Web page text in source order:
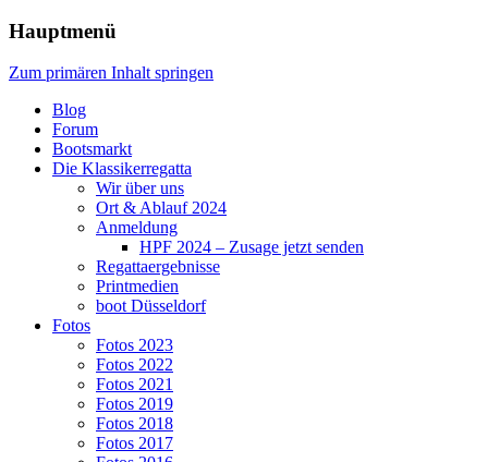
Hauptmenü
Zum primären Inhalt springen
Blog
Forum
Bootsmarkt
Die Klassikerregatta
Wir über uns
Ort & Ablauf 2024
Anmeldung
HPF 2024 – Zusage jetzt senden
Regattaergebnisse
Printmedien
boot Düsseldorf
Fotos
Fotos 2023
Fotos 2022
Fotos 2021
Fotos 2019
Fotos 2018
Fotos 2017